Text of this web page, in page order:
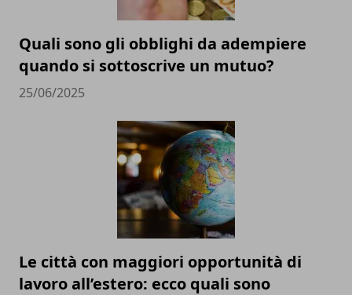
Quali sono gli obblighi da adempiere
quando si sottoscrive un mutuo?
25/06/2025
Le città con maggiori opportunità di
lavoro all’estero: ecco quali sono